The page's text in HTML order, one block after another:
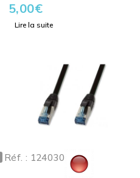
5,00€
Lire la suite
Réf. : 124030